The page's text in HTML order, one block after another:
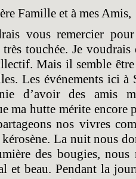
Famille et à mes Amis,
vous remercier
touchée. Je voudrais
Mais il semble
Les événements ici
d’avoir des amis
ma hutte mérite encore
nos vivres
La nuit nous
des bougies, nous
et beau. Pendant la